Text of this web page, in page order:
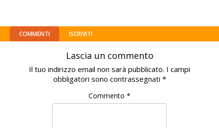
COMMENTI ISCRIVITI
Lascia un commento
Il tuo indirizzo email non sarà pubblicato. I campi
obbligatori sono contrassegnati *
Commento *